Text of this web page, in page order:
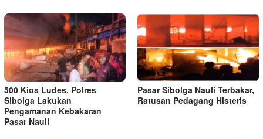
500 Kios Ludes, Polres
Sibolga Lakukan
Pengamanan Kebakaran
Pasar Nauli
Pasar Sibolga Nauli Terbakar,
Ratusan Pedagang Histeris